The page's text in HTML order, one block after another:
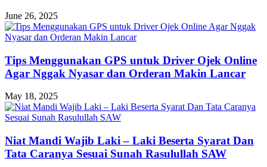
June 26, 2025
Tips Menggunakan GPS untuk Driver Ojek Online
Agar Nggak Nyasar dan Orderan Makin Lancar
May 18, 2025
Niat Mandi Wajib Laki – Laki Beserta Syarat Dan
Tata Caranya Sesuai Sunah Rasulullah SAW